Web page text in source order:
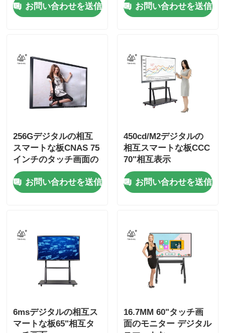
お問い合わせを送信
お問い合わせを送信
256Gデジタルの相互
スマートな板CNAS 75
インチのタッチ画面の
表示
お問い合わせを送信
450cd/M2デジタルの
相互スマートな板CCC
70"相互表示
お問い合わせを送信
6msデジタルの相互ス
マートな板65"相互タ
16.7MM 60"タッチ画
面のモニター デジタル